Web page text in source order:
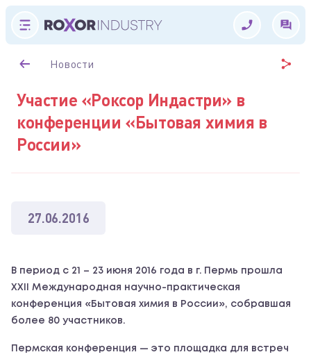
Новости
Участие «Роксор Индастри» в
конференции «Бытовая химия в
России»
27.06.2016
В период с 21 – 23 июня 2016 года в г. Пермь прошла
XXII Международная научно-практическая
конференция «Бытовая химия в России», собравшая
более 80 участников.
Пермская конференция — это площадка для встреч